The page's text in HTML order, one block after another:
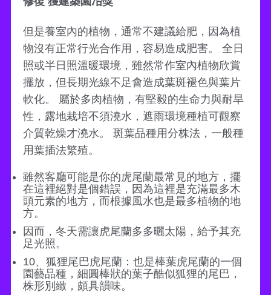
但是養室內的植物，通常不建議給肥，因為植
物沒有正常行光合作用，容易造成肥害。 全日
照或半日照溫暖環境，雖然常作室內植物欣賞
擺放，但長期光線不足會造成葉斑褪色與葉片
軟化。 屬於多肉植物，有堅毅的生命力與耐旱
性，露地栽培不須澆水，遮雨環境種植可觀察
介質乾燥才澆水。 斑葉品種用分株法，一般種
用葉插法繁殖。
雖然客廳可能是你的虎尾蘭最常見的地方，擺
在這裡絕對是個錯誤，因為這裡是充滿最多木
頭元素的地方，而根據風水也是最多植物的地
方。
因而，冬天需讓虎尾蘭多多曬太陽，給予其充
足光照。
10、狐狸尾巴虎尾蘭：也是棒葉虎尾蘭的一個
園藝品種，細圓棒狀的葉子酷似狐狸的尾巴，
株形別緻，頗具韻味。